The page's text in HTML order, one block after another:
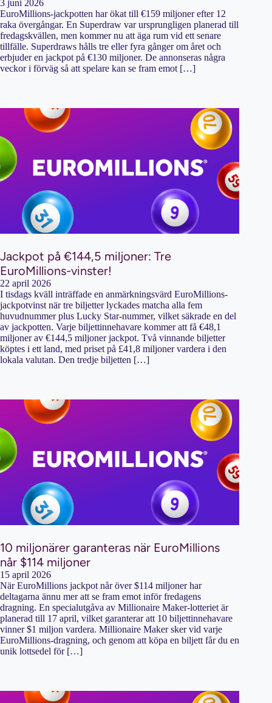
3 juni 2026
EuroMillions-jackpotten har ökat till €159 miljoner efter 12
raka övergångar. En Superdraw var ursprungligen planerad till
fredagskvällen, men kommer nu att äga rum vid ett senare
tillfälle. Superdraws hålls tre eller fyra gånger om året och
erbjuder en jackpot på €130 miljoner. De annonseras några
veckor i förväg så att spelare kan se fram emot […]
Jackpot på €144,5 miljoner: Tre
EuroMillions-vinster!
22 april 2026
I tisdags kväll inträffade en anmärkningsvärd EuroMillions-
jackpotvinst när tre biljetter lyckades matcha alla fem
huvudnummer plus Lucky Star-nummer, vilket säkrade en del
av jackpotten. Varje biljettinnehavare kommer att få €48,1
miljoner av €144,5 miljoner jackpot. Två vinnande biljetter
köptes i ett land, med priset på £41,8 miljoner vardera i den
lokala valutan. Den tredje biljetten […]
10 miljonärer garanteras när EuroMillions
når $114 miljoner
15 april 2026
När EuroMillions jackpot når över $114 miljoner har
deltagarna ännu mer att se fram emot inför fredagens
dragning. En specialutgåva av Millionaire Maker-lotteriet är
planerad till 17 april, vilket garanterar att 10 biljettinnehavare
vinner $1 miljon vardera. Millionaire Maker sker vid varje
EuroMillions-dragning, och genom att köpa en biljett får du en
unik lottsedel för […]